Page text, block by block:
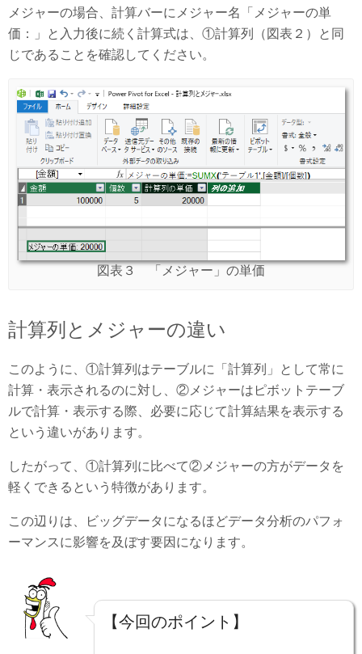
メジャーの場合、計算バーにメジャー名「メジャーの単
価：」と入力後に続く計算式は、①計算列（図表２）と同
じであることを確認してください。
図表３ 「メジャー」の単価
計算列とメジャーの違い
このように、①計算列はテーブルに「計算列」として常に
計算・表示されるのに対し、②メジャーはピボットテーブ
ルで計算・表示する際、必要に応じて計算結果を表示する
という違いがあります。
したがって、①計算列に比べて②メジャーの方がデータを
軽くできるという特徴があります。
この辺りは、ビッグデータになるほどデータ分析のパフォ
ーマンスに影響を及ぼす要因になります。
【今回のポイント】